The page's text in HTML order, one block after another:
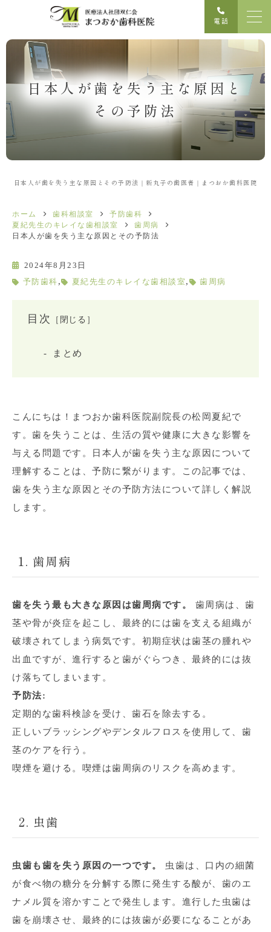
電話
日本人が歯を失う主な原因と
その予防法
日本人が歯を失う主な原因とその予防法｜新丸子の歯医者｜まつおか歯科医院
ホーム 歯科相談室
予防歯科
夏紀先生のキレイな歯相談室
歯周病
日本人が歯を失う主な原因とその予防法
2024年8月23日
予防歯科 , 夏紀先生のキレイな歯相談室 , 歯周病
目次 ［閉じる］
まとめ
こんにちは！まつおか歯科医院副院長の松岡夏紀で
す。歯を失うことは、生活の質や健康に大きな影響を
与える問題です。日本人が歯を失う主な原因について
理解することは、予防に繋がります。この記事では、
歯を失う主な原因とその予防方法について詳しく解説
します。
1. 歯周病
歯を失う最も大きな原因は歯周病です。
歯周病は、歯
茎や骨が炎症を起こし、最終的には歯を支える組織が
破壊されてしまう病気です。初期症状は歯茎の腫れや
出血ですが、進行すると歯がぐらつき、最終的には抜
け落ちてしまいます。
予防法:
定期的な歯科検診を受け、歯石を除去する。
正しいブラッシングやデンタルフロスを使用して、歯
茎のケアを行う。
喫煙を避ける。喫煙は歯周病のリスクを高めます。
2. 虫歯
虫歯も歯を失う原因の一つです。
虫歯は、口内の細菌
が食べ物の糖分を分解する際に発生する酸が、歯のエ
ナメル質を溶かすことで発生します。進行した虫歯は
歯を崩壊させ、最終的には抜歯が必要になることがあ